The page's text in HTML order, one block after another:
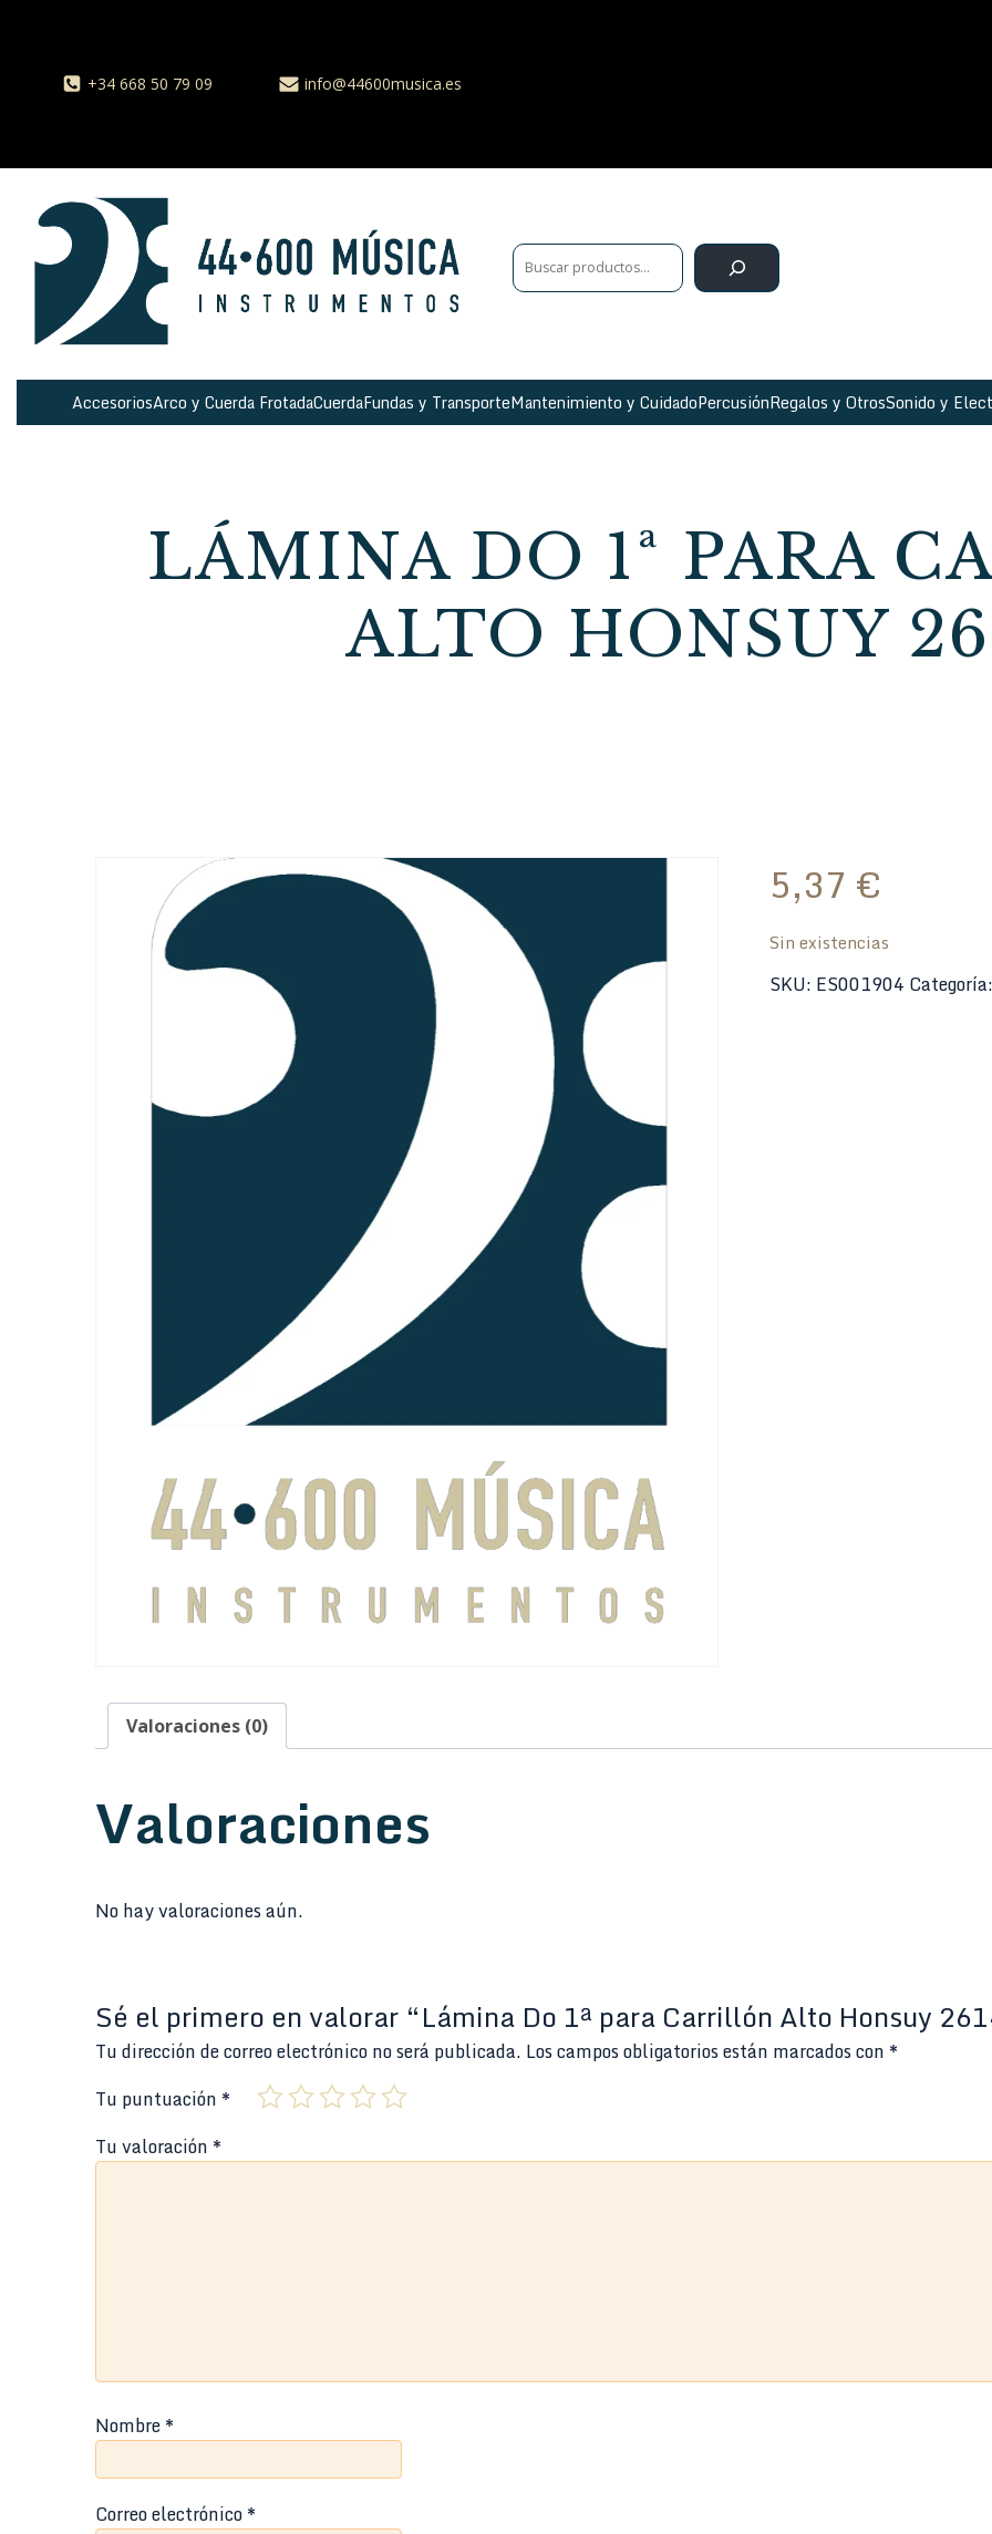
+34 668 50 79 09 info@44600musica.es
AccesoriosArco y Cuerda FrotadaCuerdaFundas y TransporteMantenimiento y CuidadoPercusiónRegalos y OtrosSonido y
LÁMINA DO 1ª PARA
ALTO HONSUY
5,37 €
Sin existencias
SKU: ES001904 Categoría:
Valoraciones (0)
Valoraciones
No hay valoraciones aún.
Sé el primero en valorar “Lámina Do 1ª para Carrillón Alto Honsuy
Tu dirección de correo electrónico no será publicada. Los campos obligatorios están marcados con *
Tu puntuación *
Tu valoración *
Nombre*
Correo electrónico*